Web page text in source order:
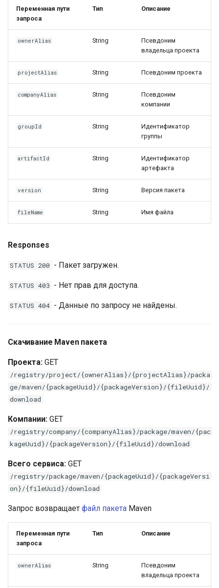
Переменная пути
запроса
Тип Описание
ownerAlias String
Псевдоним
владельца проекта
projectAlias String Псевдоним проекта
companyAlias String
Псевдоним
компании
groupId String
Идентификатор
группы
artifactId String
Идентификатор
артефакта
version String Версия пакета
fileName String Имя файла
Responses
STATUS 200 - Пакет загружен.
STATUS 403 - Нет прав для доступа.
STATUS 404 - Данные по запросу не найдены.
Скачивание Maven пакета
Проекта: GET
/registry/project/{ownerAlias}/{projectAlias}/packa
ge/maven/{packageUuid}/{packageVersion}/{fileUuid}/
download
Компании: GET
/registry/company/{companyAlias}/package/maven/{pac
kageUuid}/{packageVersion}/{fileUuid}/download
Всего сервиса: GET
/registry/package/maven/{packageUuid}/{packageVersi
on}/{fileUuid}/download
Запрос возвращает файл пакета Maven
Переменная пути
запроса
Тип Описание
ownerAlias String
Псевдоним
владельца проекта